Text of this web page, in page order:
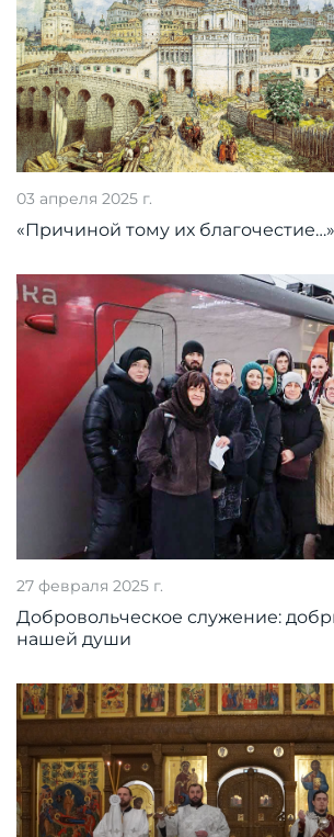
03 апреля 2025 г.
«Причиной тому их благочестие…»
27 февраля 2025 г.
Добровольческое служение:
нашей души